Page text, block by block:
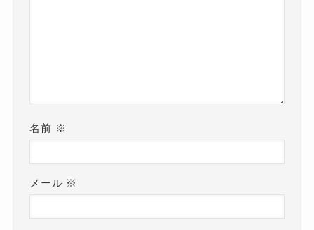
名前 ※
メール ※